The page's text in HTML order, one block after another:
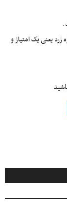
یعنی یک امتیاز و